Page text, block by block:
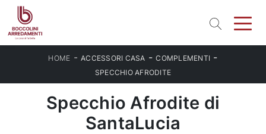
HOME -ACCESSORI CASA -COMPLEMENTI -
SPECCHIO AFRODITE
Specchio Afrodite di
SantaLucia